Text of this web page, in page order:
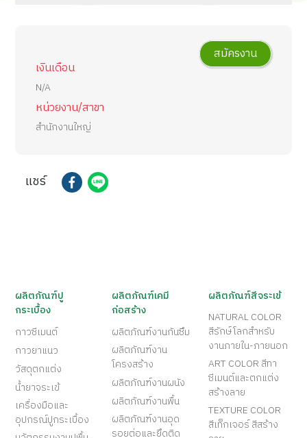
สมัครงาน
เงินเดือน
N/A
หน่วยงาน/สาขา
สำนักงานใหญ่
แชร์
ผลิตภัณฑ์ปู
กระเบื้อง
กาวซีเมนต์
กาวยาแนว
วัสดุตกแต่ง
น้ำยาจระเข้
เครื่องมือและ
อุปกรณ์ปูกระเบื้อง
ผลิตภัณฑ์เคมี
ก่อสร้าง
ผลิตภัณฑ์งานกันซึม
ผลิตภัณฑ์งาน
โครงสร้าง
ผลิตภัณฑ์งานผนัง
ผลิตภัณฑ์งานพื้น
ผลิตภัณฑ์งานอุด
รอยต่อและยึดติด
ผลิตภัณฑ์สีจระเข้
NATURAL COLOR
สีรักษ์โลกสำหรับ
งานภายใน-ภายนอก
ART COLOR สีทา
ซีเมนต์และตกแต่ง
สร้างลาย
TEXTURE COLOR
สีเท็กเจอร์ สีสร้าง